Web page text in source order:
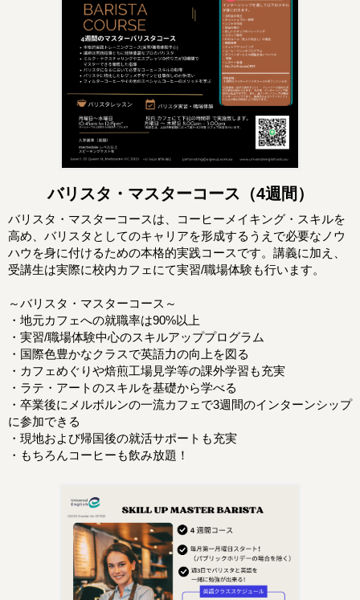
バリスタ・マスターコース（4週間）
バリスタ・マスターコースは、コーヒーメイキング・スキルを
高め、バリスタとしてのキャリアを形成するうえで必要なノウ
ハウを身に付けるための本格的実践コースです。講義に加え、
受講生は実際に校内カフェにて実習/職場体験も行います。
～バリスタ・マスターコース～
・地元カフェへの就職率は90%以上
・実習/職場体験中心のスキルアッププログラム
・国際色豊かなクラスで英語力の向上を図る
・カフェめぐりや焙煎工場見学等の課外学習も充実
・ラテ・アートのスキルを基礎から学べる
・卒業後にメルボルンの一流カフェで3週間のインターンシップ
に参加できる
・現地および帰国後の就活サポートも充実
・もちろんコーヒーも飲み放題！